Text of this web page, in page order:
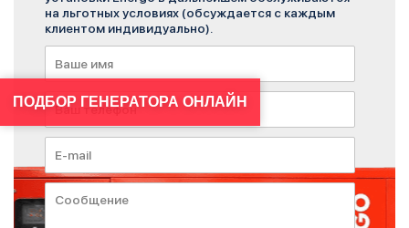
на льготных условиях (обсуждается с каждым
клиентом индивидуально).
ПОДБОР ГЕНЕРАТОРА ОНЛАЙН